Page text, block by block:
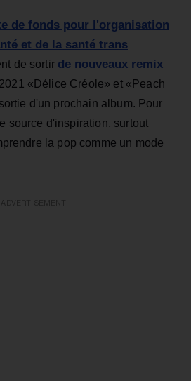
de fonds pour l'organisation
et de la santé trans
de sortir de nouveaux remix
«Délice Créole» et «Peach
d'un prochain album. Pour
source d'inspiration, surtout
la pop comme un mode